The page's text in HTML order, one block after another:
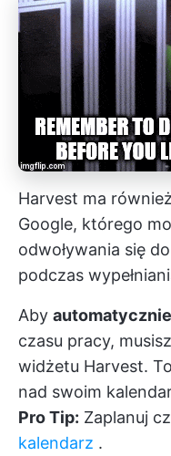
Harvest ma
Google, którego
odwoływania się
podczas
Aby automatycznie
czasu pracy,
widżetu Harvest.
nad swoim
Pro Tip: Zaplanuj
kalendarz .